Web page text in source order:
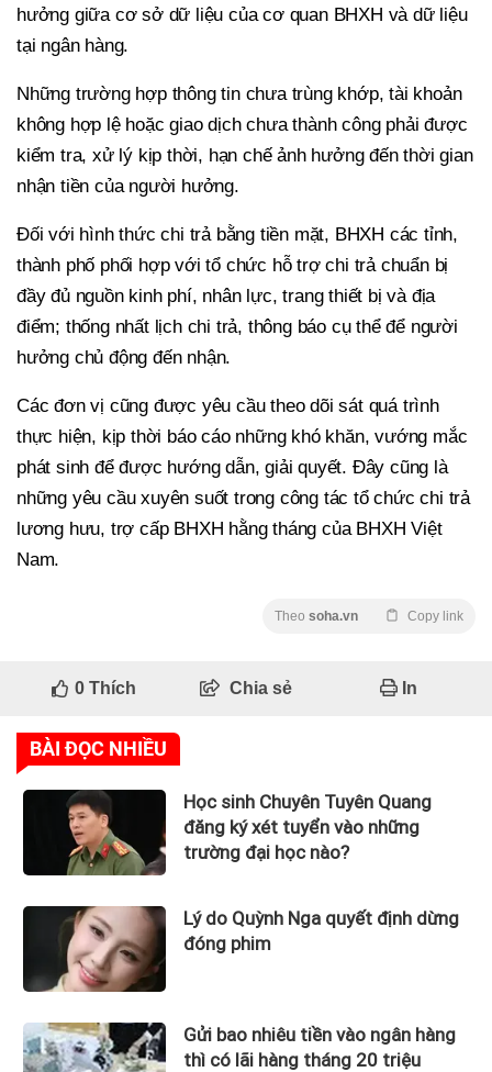
hưởng giữa cơ sở dữ liệu của cơ quan BHXH và dữ liệu
tại ngân hàng.
Những trường hợp thông tin chưa trùng khớp, tài khoản
không hợp lệ hoặc giao dịch chưa thành công phải được
kiểm tra, xử lý kịp thời, hạn chế ảnh hưởng đến thời gian
nhận tiền của người hưởng.
Đối với hình thức chi trả bằng tiền mặt, BHXH các tỉnh,
thành phố phối hợp với tổ chức hỗ trợ chi trả chuẩn bị
đầy đủ nguồn kinh phí, nhân lực, trang thiết bị và địa
điểm; thống nhất lịch chi trả, thông báo cụ thể để người
hưởng chủ động đến nhận.
Các đơn vị cũng được yêu cầu theo dõi sát quá trình
thực hiện, kịp thời báo cáo những khó khăn, vướng mắc
phát sinh để được hướng dẫn, giải quyết. Đây cũng là
những yêu cầu xuyên suốt trong công tác tổ chức chi trả
lương hưu, trợ cấp BHXH hằng tháng của BHXH Việt
Nam.
Theo soha.vn Copy link
0Thích Chia sẻ In
BÀI ĐỌC NHIỀU
Học sinh Chuyên Tuyên Quang
đăng ký xét tuyển vào những
trường đại học nào?
Lý do Quỳnh Nga quyết định dừng
đóng phim
Gửi bao nhiêu tiền vào ngân hàng
thì có lãi hàng tháng 20 triệu